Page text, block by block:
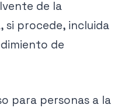
de la
si procede, incluida
de
para personas a la